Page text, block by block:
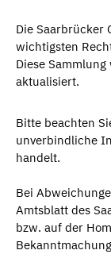
Die Saarbrücker
wichtigsten
Diese
aktualisiert.
Bitte beachten
unverbindliche
handelt.
Bei
Amtsblatt des
bzw. auf der